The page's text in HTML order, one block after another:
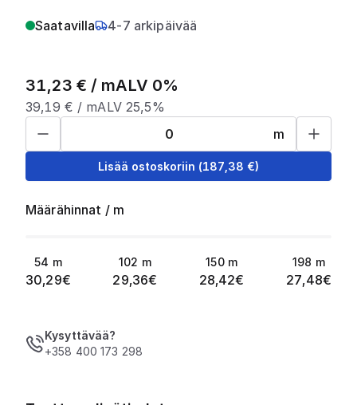
Saatavilla 4-7 arkipäivää
31,23 € / mALV 0%
39,19 € / mALV 25,5%
m
Lisää ostoskoriin (187,38 €)
Määrähinnat / m
54 m
30,29€
102 m
29,36€
150 m
28,42€
198 m
27,48€
Kysyttävää?
+358 400 173 298